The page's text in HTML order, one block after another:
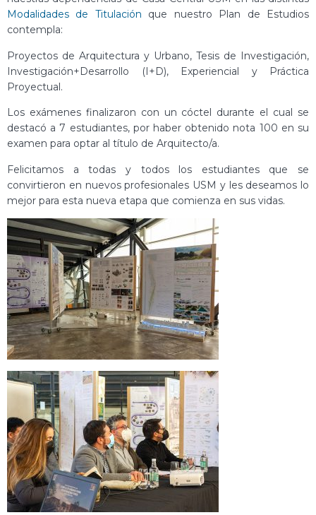
Modalidades de Titulación que nuestro Plan de Estudios
contempla:
Proyectos de Arquitectura y Urbano, Tesis de Investigación,
Investigación+Desarrollo (I+D), Experiencial y Práctica
Proyectual.
Los exámenes finalizaron con un cóctel durante el cual se
destacó a 7 estudiantes, por haber obtenido nota 100 en su
examen para optar al título de Arquitecto/a.
Felicitamos a todas y todos los estudiantes que se
convirtieron en nuevos profesionales USM y les deseamos lo
mejor para esta nueva etapa que comienza en sus vidas.